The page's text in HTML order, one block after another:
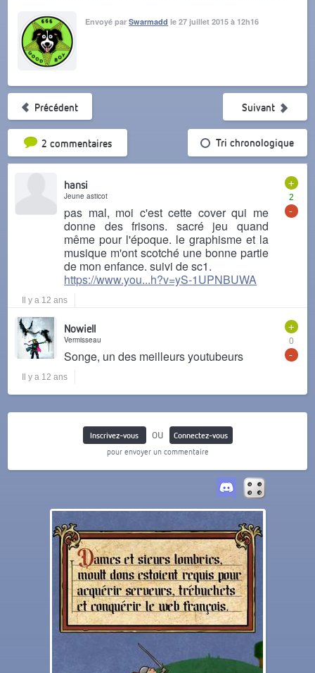
Envoyé parSwarmadd le 27 juillet 2015 à 12h16
Précédent
2 commentairesTri par popularité Tri chronologique
Suivant
+
2
-
hansi
Jeune asticot
pas mal, moi c'est cette cover qui me
donne des frisons. sacré jeu quand
même pour l'époque. le graphisme et la
musique m'ont scotché une bonne partie
de mon enfance. suivi de sc1.
https://www.you...h?v=yS-1UPNBUWA
Il y a 12 ans
+
0
-
Nowiell
Vermisseau
Songe, un des meilleurs youtubeurs
Il y a 12 ans
Inscrivez-vous ou
Connectez-vous
pour envoyer un commentaire